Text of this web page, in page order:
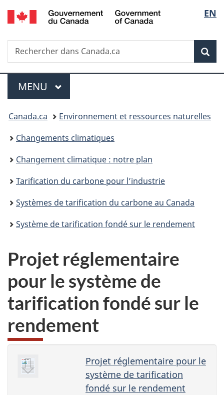
Passer
au
principal
Passer
à
Au
du
Passer
à
version
simplifiée
de
la
EN
Recherche
Rechercher
dans
Menu
MENU PRINCIPAL
Vous
êtes
ici :
Canada.ca
Environnement et ressources naturelles
Changements climatiques
Changement climatique : notre plan
Tarification du carbone pour l’industrie
Systèmes de tarification du carbone au Canada
Système de tarification fondé sur le rendement
Projet réglementaire
pour le système de
tarification fondé sur le
rendement
Projet réglementaire pour le
système de tarification
fondé sur le rendement